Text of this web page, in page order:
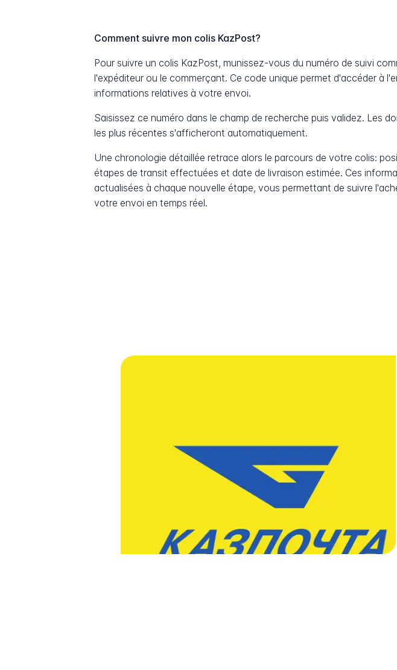
Comment suivre mon colis KazPost?
Pour suivre un colis KazPost, munissez-vous du numéro de suivi
l'expéditeur ou le commerçant. Ce code unique permet d'accéder à
informations relatives à votre envoi.
Saisissez ce numéro dans le champ de recherche puis validez. Les
les plus récentes s'afficheront automatiquement.
Une chronologie détaillée retrace alors le parcours de votre colis:
étapes de transit effectuées et date de livraison estimée. Ces
actualisées à chaque nouvelle étape, vous permettant de suivre
votre envoi en temps réel.